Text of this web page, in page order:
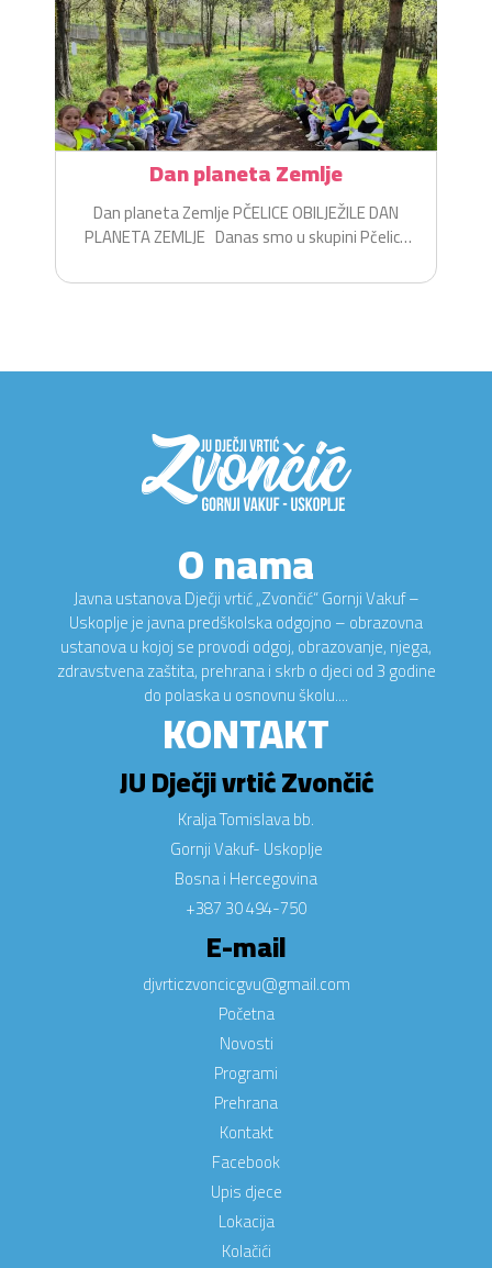
Dan planeta Zemlje
Dan planeta Zemlje PČELICE OBILJEŽILE DAN
PLANETA ZEMLJE Danas smo u skupini Pčelice
O nama
Javna ustanova Dječji vrtić „Zvončić“ Gornji Vakuf –
Uskoplje je javna predškolska odgojno – obrazovna
ustanova u kojoj se provodi odgoj, obrazovanje, njega,
zdravstvena zaštita, prehrana i skrb o djeci od 3 godine
do polaska u osnovnu školu....
KONTAKT
JU Dječji vrtić Zvončić
Kralja Tomislava bb.
Gornji Vakuf- Uskoplje
Bosna i Hercegovina
+387 30 494-750
E-mail
djvrticzvoncicgvu@gmail.com
Početna
Novosti
Programi
Prehrana
Kontakt
Facebook
Upis djece
Lokacija
Kolačići